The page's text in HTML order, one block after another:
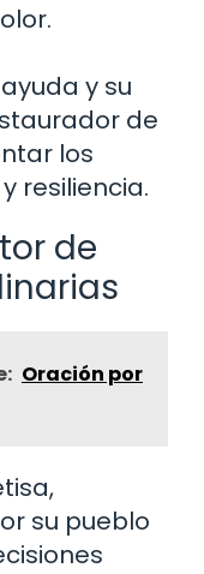
y su
de
los
resiliencia.
de
Oración por
su pueblo